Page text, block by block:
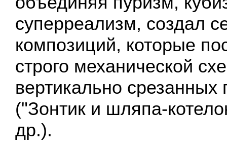
суперреализм, создал
композиций, которые
строго механической
вертикально срезанных
("Зонтик и шляпа-
др.).